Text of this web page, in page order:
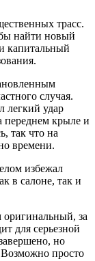
трасс.
найти новый
капитальный
случая.
легкий удар
переднем крыле и
так что на
времени.
избежал
в салоне, так и
оригинальный, за
для серьезной
но
просто